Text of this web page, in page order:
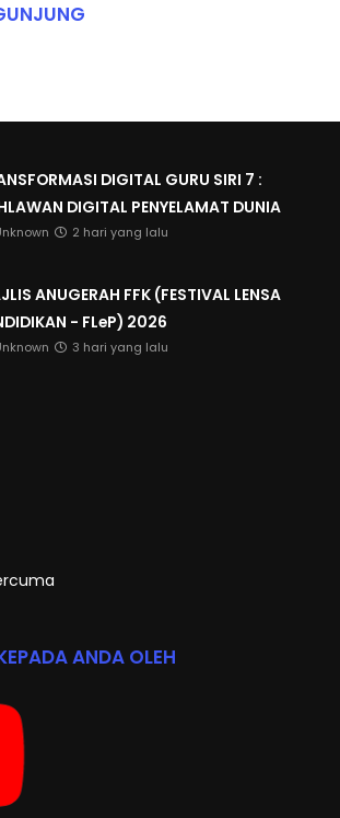
DIGITAL GURU SIRI 7 :
DIGITAL PENYELAMAT DUNIA
2 hari yang lalu
ANUGERAH FFK (FESTIVAL LENSA
- FLeP) 2026
3 hari yang lalu
ANDA OLEH